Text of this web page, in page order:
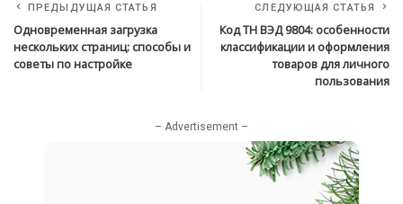
ПРЕДЫДУЩАЯ СТАТЬЯ
Одновременная загрузка
нескольких страниц: способы и
советы по настройке
СЛЕДУЮЩАЯ СТАТЬЯ
Код ТН ВЭД 9804: особенности
классификации и оформления
товаров для личного
пользования
– Advertisement –